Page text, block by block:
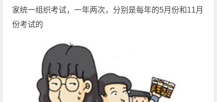
家统一组织考试，一年两次，分别是每年的5月份和11月
份考试的